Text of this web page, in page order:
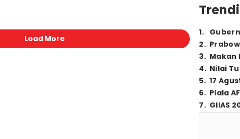
Load More
1.
2.
3. Makan
4. Nilai
5. 17
6. Piala
7. GIIAS